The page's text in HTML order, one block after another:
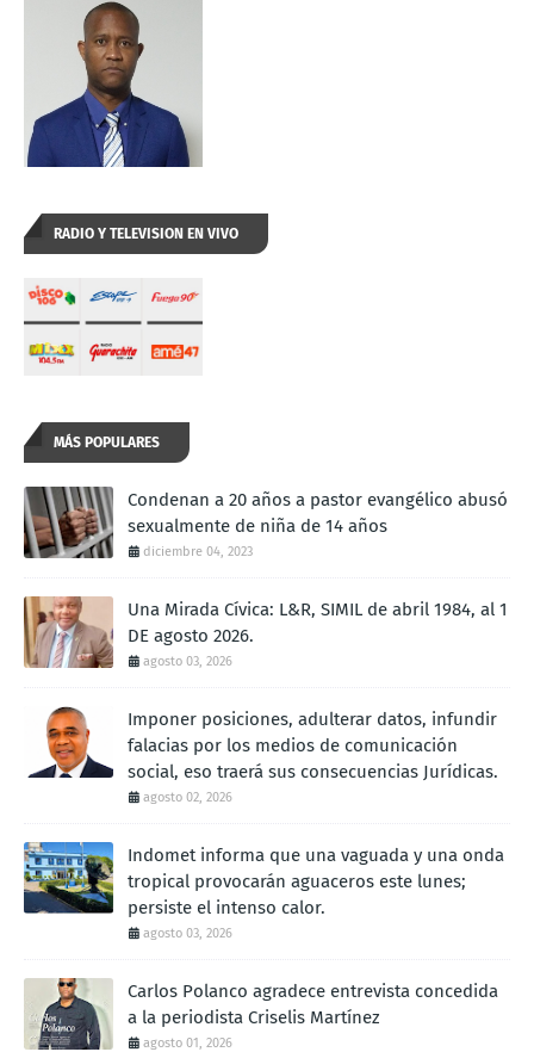
RADIO Y TELEVISION EN VIVO
MÁS POPULARES
Condenan a 20 años a pastor evangélico abusó
sexualmente de niña de 14 años
diciembre 04, 2023
Una Mirada Cívica: L&R, SIMIL de abril 1984, al 1
DE agosto 2026.
agosto 03, 2026
Imponer posiciones, adulterar datos, infundir
falacias por los medios de comunicación
social, eso traerá sus consecuencias Jurídicas.
agosto 02, 2026
Indomet informa que una vaguada y una onda
tropical provocarán aguaceros este lunes;
persiste el intenso calor.
agosto 03, 2026
Carlos Polanco agradece entrevista concedida
a la periodista Criselis Martínez
agosto 01, 2026